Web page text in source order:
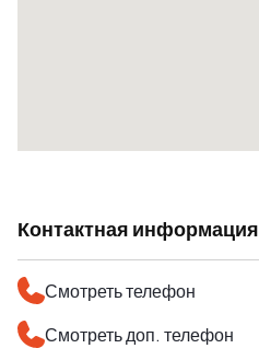
Контактная информация
Смотреть телефон
Смотреть доп. телефон